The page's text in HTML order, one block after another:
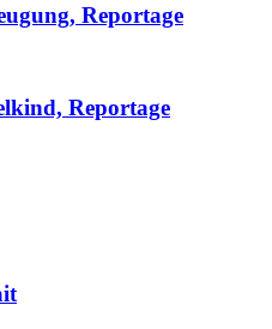
Reportage
Reportage